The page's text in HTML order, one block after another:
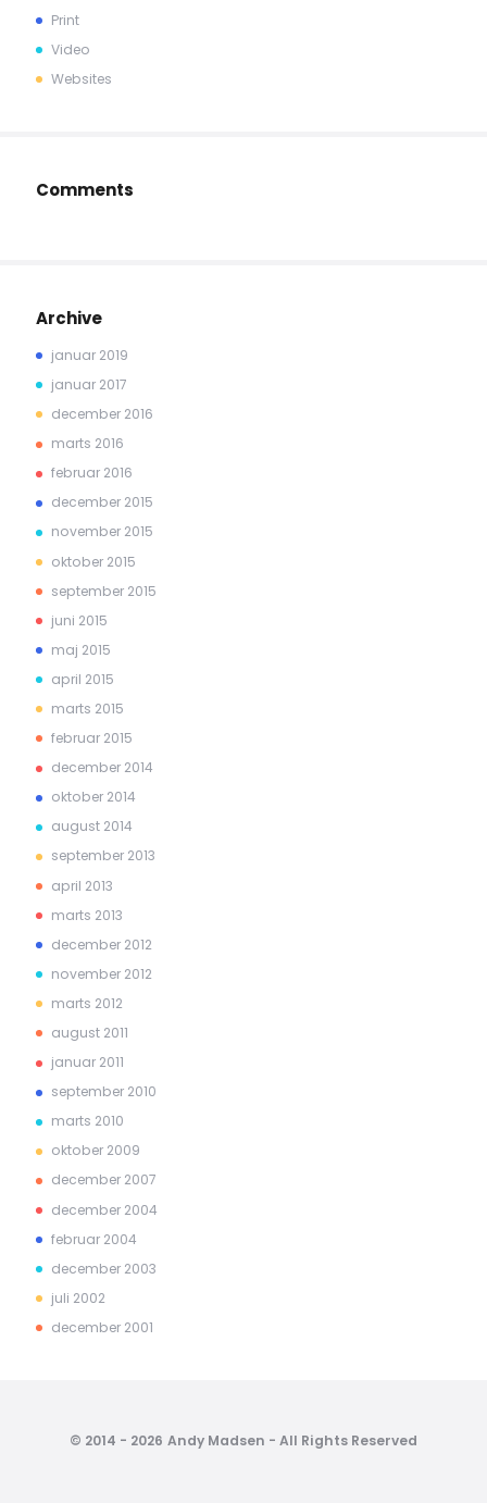
Print
Video
Websites
Comments
Archive
januar 2019
januar 2017
december 2016
marts 2016
februar 2016
december 2015
november 2015
oktober 2015
september 2015
juni 2015
maj 2015
april 2015
marts 2015
februar 2015
december 2014
oktober 2014
august 2014
september 2013
april 2013
marts 2013
december 2012
november 2012
marts 2012
august 2011
januar 2011
september 2010
marts 2010
oktober 2009
december 2007
december 2004
februar 2004
december 2003
juli 2002
december 2001
© 2014 - 2026 Andy Madsen - All Rights Reserved